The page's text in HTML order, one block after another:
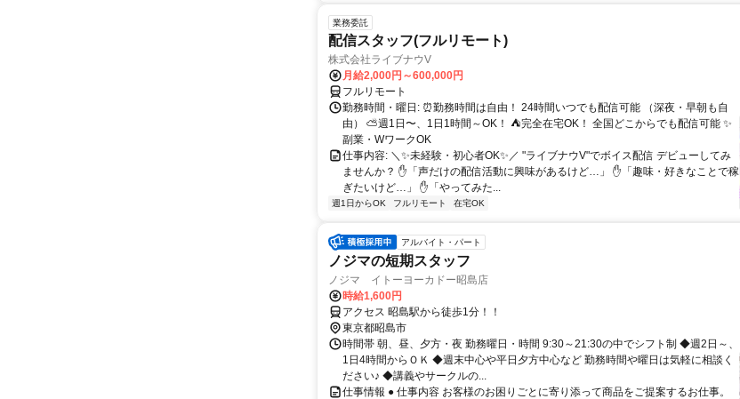
業務委託
配信スタッフ(フルリモート)
株式会社ライブナウV
月給2,000円～600,000円
フルリモート
勤務時間・曜日: ⏰勤務時間は自由！ 24時間いつでも配信可能 （深夜・早朝も自
由） ⛅週1日〜、1日1時間～OK！ ⛺完全在宅OK！ 全国どこからでも配信可能 ✨
副業・WワークOK
仕事内容: ＼✨未経験・初心者OK✨／ "ライブナウV"でボイス配信 デビューしてみ
ませんか？ ✋「声だけの配信活動に興味があるけど…」 ✋「趣味・好きなことで稼
ぎたいけど…」 ✋「やってみた...
週1日からOK フルリモート 在宅OK
アルバイト・パート
ノジマの短期スタッフ
ノジマ イトーヨーカドー昭島店
時給1,600円
アクセス 昭島駅から徒歩1分！！
東京都昭島市
時間帯 朝、昼、夕方・夜 勤務曜日・時間 9:30～21:30の中でシフト制 ◆週2日～、
1日4時間からＯＫ ◆週末中心や平日夕方中心など 勤務時間や曜日は気軽に相談く
ださい♪ ◆講義やサークルの...
仕事情報 ● 仕事内容 お客様のお困りごとに寄り添って商品をご提案するお仕事。